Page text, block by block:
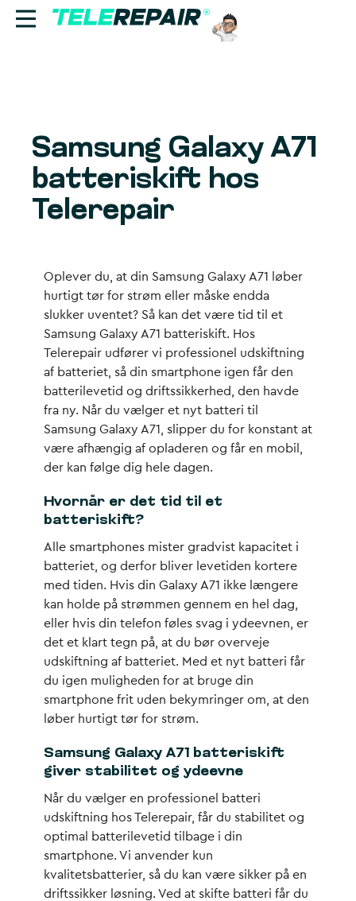
Find butik
Erhverv
Samsung Galaxy A71
batteriskift hos
Telerepair
Oplever du, at din Samsung Galaxy A71 løber
hurtigt tør for strøm eller måske endda
slukker uventet? Så kan det være tid til et
Samsung Galaxy A71 batteriskift. Hos
Telerepair udfører vi professionel udskiftning
af batteriet, så din smartphone igen får den
batterilevetid og driftssikkerhed, den havde
fra ny. Når du vælger et nyt batteri til
Samsung Galaxy A71, slipper du for konstant at
være afhængig af opladeren og får en mobil,
der kan følge dig hele dagen.
Hvornår er det tid til et
batteriskift?
Alle smartphones mister gradvist kapacitet i
batteriet, og derfor bliver levetiden kortere
med tiden. Hvis din Galaxy A71 ikke længere
kan holde på strømmen gennem en hel dag,
eller hvis din telefon føles svag i ydeevnen, er
det et klart tegn på, at du bør overveje
udskiftning af batteriet. Med et nyt batteri får
du igen muligheden for at bruge din
smartphone frit uden bekymringer om, at den
løber hurtigt tør for strøm.
Samsung Galaxy A71 batteriskift
giver stabilitet og ydeevne
Når du vælger en professionel batteri
udskiftning hos Telerepair, får du stabilitet og
optimal batterilevetid tilbage i din
smartphone. Vi anvender kun
kvalitetsbatterier, så du kan være sikker på en
driftssikker løsning. Ved at skifte batteri får du